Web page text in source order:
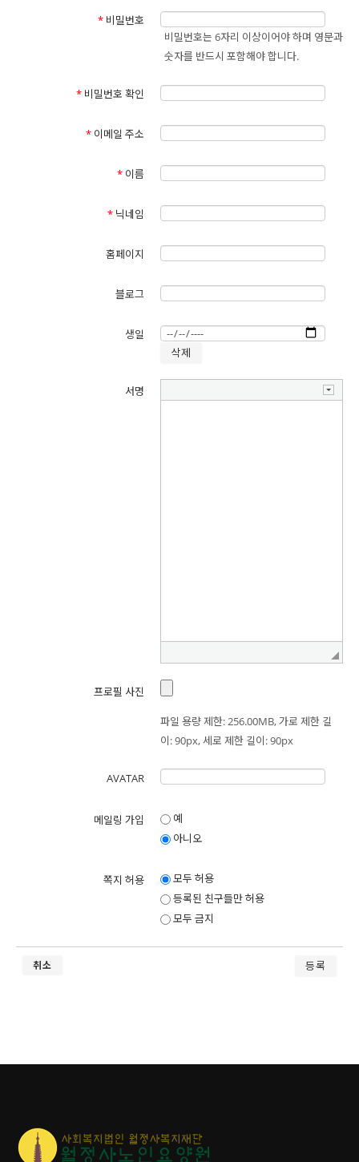
1.서비스 제공에 관한 계약 이행 및 서비스 제공에 따른 요금정산
컨텐츠 제공, 특정 맞춤 서비스 제공, 물품배송 또는 청구서 등 발송, 본
인인증, 구매 및 요금 결제, 요금추심
불량회원의 부정 이용방지와 비인가 사용방지, 가입의사 확인, 가입 및
불만처리 등 민원처리, 고지사항 전달
3.신규 서비스 개발 및 마케팅
공 및 광고 게재, 서비스의 유효성 확인, 접속빈도 파악, 회원의 서비스
개인정보의 보유 및 이용기간
이용자의 개인정보는 원칙적으로 개인정보의 수집 및 이용목적이 달성
명시한 기간 동안 보존합니다.
보존 기간 : 3개월 (전자상거래등에서의 소비자보호에 관한 법률)
보존 이유 : 정보통신 이용촉진 및 정보보호 등에 관한 법률
- 소비자의 불만 또는 분쟁처리에 관한 기록
보존 이유 : 전자상거래 등에서의 소비자보호에 관한 법률
보존 기간 : 3년 (전자상거래등에서의 소비자보호에 관한 법률)
- 계약 또는 청약철회 등에 관한 기록
보존 이유 : 전자상거래 등에서의 소비자보호에 관한 법률
- 대금결제 및 재화 등의 공급에 관한 기록
보존 이유 : 전자상거래 등에서의 소비자보호에 관한 법률
1.회원님이 회원가입 등을 위해 입력하신 정보는 목적이 달성된 후 별도
의 DB로 옮겨져(종이의 경우 별도의 서류함) 내부 방침 및 기타 관련 법
* 비밀번호
비밀번호는 6자리 이상이어야 하며 영문과
숫자를 반드시 포함해야 합니다.
* 비밀번호 확인
* 이메일 주소
* 이름
* 닉네임
홈페이지
블로그
생일
서명
프로필 사진
파일 용량 제한: 256.00MB, 가로 제한 길
이: 90px, 세로 제한 길이: 90px
AVATAR
메일링 가입
예
아니오
쪽지 허용
모두 허용
등록된 친구들만 허용
모두 금지
취소